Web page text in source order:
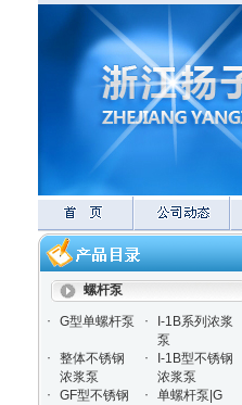
螺杆泵
·
G型单螺杆泵 ·
I-1B系列浓浆
泵
·
整体不锈钢
浓浆泵
·
I-1B型不锈钢
浓浆泵
·
GF型不锈钢
·
单螺杆泵|G